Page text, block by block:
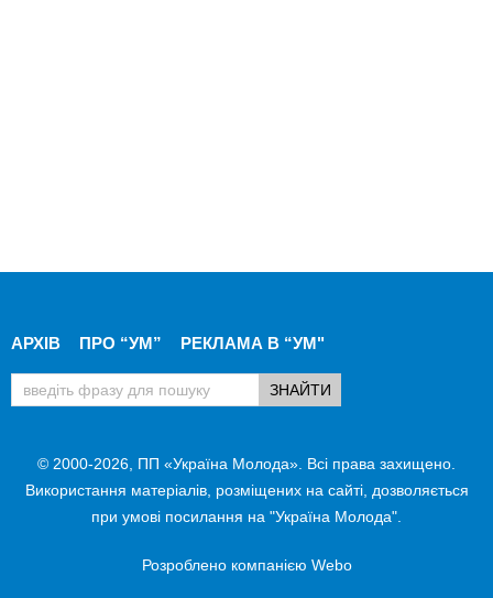
АРХІВ ПРО “УМ” РЕКЛАМА В “УМ"
© 2000-2026, ПП «Україна Молода». Всі права захищено.
Використання матеріалів, розміщених на сайті, дозволяється
при умові посилання на "Україна Молода".
Розроблено компанією Webo